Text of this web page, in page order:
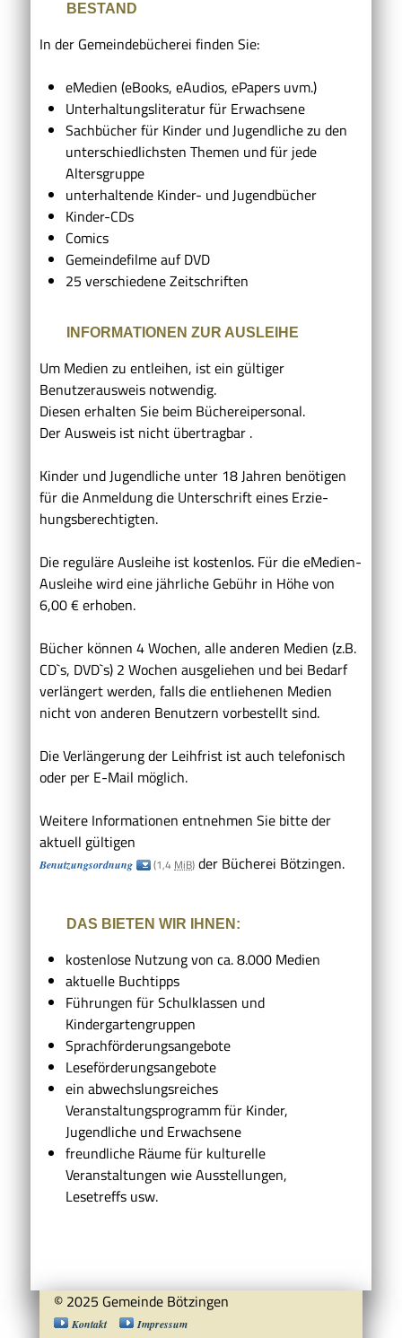
BESTAND
In der Gemeindebücherei finden Sie:
eMedien (eBooks, eAudios, ePapers uvm.)
Unterhaltungsliteratur für Erwa­chse­ne
Sachbücher für Kinder und Jugendliche zu den
unterschiedlichsten The­men und für jede
Altersgruppe
unterhaltende Kinder- und Jugendbücher
Kinder-CDs
Comics
Gemeindefilme auf DVD
25 verschiedene Zeitschriften
INFORMATIONEN ZUR AUSLEIHE
Um Medien zu entleihen, ist ein gültiger
Benutzerausweis notwendig.
Diesen erhalten Sie beim Büchereipersonal.
Der Ausweis ist nicht übertragbar .
Kinder und Jugend­liche unter 18 Jahren benötigen
für die Anmeldung die Unter­schrift eines Erzie­
hungs­berechtigten.
Die reguläre Ausleihe ist kostenlos. Für die eMedien-
Ausleihe wird eine jährliche Gebühr in Höhe von
6,00 € erhoben.
Bücher können 4 Wochen, alle anderen Medien (z.B.
CD`s, DVD`s) 2 Wochen ausgeliehen und bei Bedarf
verlängert werden, falls die entliehenen Medien
nicht von anderen Benutzern vorbestellt sind.
Die Verlängerung der Leihfrist ist auch telefonisch
oder per E-Mail möglich.
Weitere Informationen entnehmen Sie bitte der
aktuell gültigen
Benutzungsordnung (1,4 MiB) der Bücherei Bötzingen.
DAS BIETEN WIR IHNEN:
kostenlose Nutzung von ca. 8.000 Medien
aktuelle Buchtipps
Führungen für Schulklassen und
Kindergartengruppen
Sprachförderungsangebote
Leseförderungsangebote
ein abwechslungsreiches
Veranstaltungsprogramm für Kinder,
Jugendliche und Erwachsene
freundliche Räume für kulturelle
Veranstaltungen wie Ausstellungen,
Lesetreffs usw.
© 2025 Gemeinde Bötzingen
Kontakt Impressum